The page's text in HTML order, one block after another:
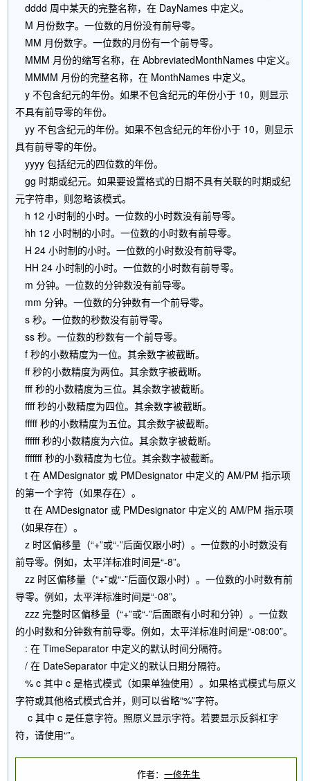
dddd 周中某天的完整名称，在 DayNames 中定义。
M 月份数字。一位数的月份没有前导零。
MM 月份数字。一位数的月份有一个前导零。
MMM 月份的缩写名称，在 AbbreviatedMonthNames 中定义。
MMMM 月份的完整名称，在 MonthNames 中定义。
y 不包含纪元的年份。如果不包含纪元的年份小于 10，则显示
不具有前导零的年份。
yy 不包含纪元的年份。如果不包含纪元的年份小于 10，则显示
具有前导零的年份。
yyyy 包括纪元的四位数的年份。
gg 时期或纪元。如果要设置格式的日期不具有关联的时期或纪
元字符串，则忽略该模式。
h 12 小时制的小时。一位数的小时数没有前导零。
hh 12 小时制的小时。一位数的小时数有前导零。
H 24 小时制的小时。一位数的小时数没有前导零。
HH 24 小时制的小时。一位数的小时数有前导零。
m 分钟。一位数的分钟数没有前导零。
mm 分钟。一位数的分钟数有一个前导零。
s 秒。一位数的秒数没有前导零。
ss 秒。一位数的秒数有一个前导零。
f 秒的小数精度为一位。其余数字被截断。
ff 秒的小数精度为两位。其余数字被截断。
fff 秒的小数精度为三位。其余数字被截断。
ffff 秒的小数精度为四位。其余数字被截断。
fffff 秒的小数精度为五位。其余数字被截断。
ffffff 秒的小数精度为六位。其余数字被截断。
fffffff 秒的小数精度为七位。其余数字被截断。
t 在 AMDesignator 或 PMDesignator 中定义的 AM/PM 指示项
的第一个字符（如果存在）。
tt 在 AMDesignator 或 PMDesignator 中定义的 AM/PM 指示项
（如果存在）。
z 时区偏移量（“+”或“-”后面仅跟小时）。一位数的小时数没有
前导零。例如，太平洋标准时间是“-8”。
zz 时区偏移量（“+”或“-”后面仅跟小时）。一位数的小时数有前
导零。例如，太平洋标准时间是“-08”。
zzz 完整时区偏移量（“+”或“-”后面跟有小时和分钟）。一位数
的小时数和分钟数有前导零。例如，太平洋标准时间是“-08:00”。
: 在 TimeSeparator 中定义的默认时间分隔符。
/ 在 DateSeparator 中定义的默认日期分隔符。
% c 其中 c 是格式模式（如果单独使用）。如果格式模式与原义
字符或其他格式模式合并，则可以省略“%”字符。
c 其中 c 是任意字符。照原义显示字符。若要显示反斜杠字
符，请使用“”。
作者：一修先生